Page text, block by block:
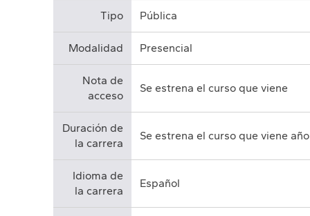
Tipo Pública
Modalidad Presencial
Nota de
acceso
Se estrena el curso que viene
Duración de
la carrera
Se estrena el curso que viene
Idioma de
la carrera
Español